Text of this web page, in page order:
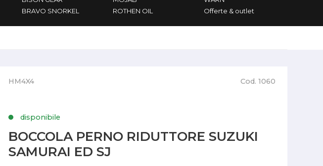
BRAVO SNORKEL
ROTHEN OIL
Offerte & outlet
HM4X4 Cod. 1060
disponibile
BOCCOLA PERNO RIDUTTORE SUZUKI
SAMURAI ED SJ